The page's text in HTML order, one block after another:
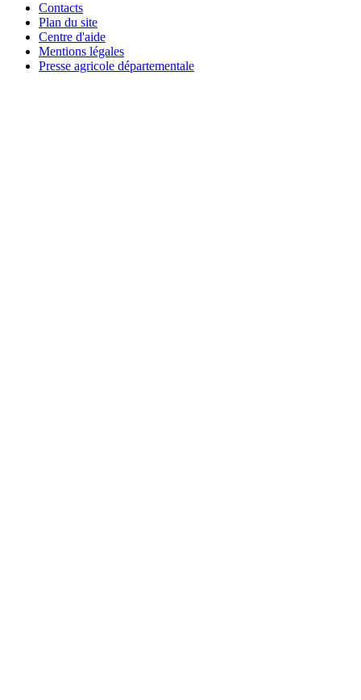
Contacts
Plan du site
Centre d'aide
Mentions légales
Presse agricole départementale